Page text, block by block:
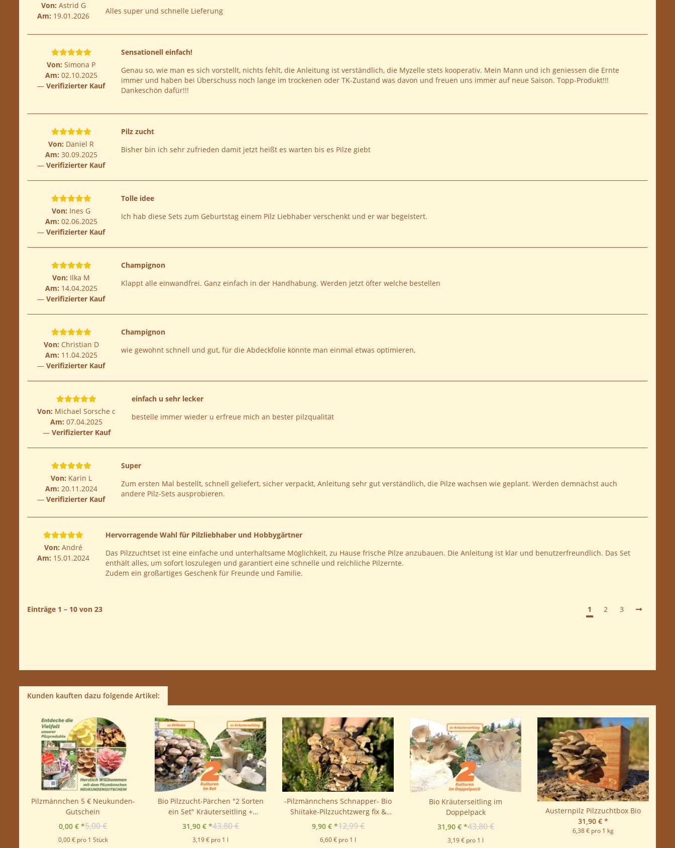
Von: Astrid G
Am: 19.01.2026
Alles super und schnelle Lieferung
Von: Simona P
Am: 02.10.2025
Verifizierter Kauf
Sensationell einfach!
Genau so, wie man es sich vorstellt, nichts fehlt, die Anleitung ist verständlich, die Myzelle stets kooperativ. Mein Mann und ich geniessen die Ernte
immer und haben bei Überschuss noch lange im trockenen oder TK-Zustand was davon und freuen uns immer auf neue Saison. Topp-Produkt!!!
Dankeschön dafür!!!
Von: Daniel R
Am: 30.09.2025
Verifizierter Kauf
Pilz zucht
Bisher bin ich sehr zufrieden damit jetzt heißt es warten bis es Pilze giebt
Von: Ines G
Am: 02.06.2025
Verifizierter Kauf
Tolle idee
Ich hab diese Sets zum Geburtstag einem Pilz Liebhaber verschenkt und er war begeistert.
Von: Ilka M
Am: 14.04.2025
Verifizierter Kauf
Champignon
Klappt alle einwandfrei. Ganz einfach in der Handhabung. Werden jetzt öfter welche bestellen
Von: Christian D
Am: 11.04.2025
Verifizierter Kauf
Champignon
wie gewohnt schnell und gut, für die Abdeckfolie könnte man einmal etwas optimieren,
Von: Michael Sorsche c
Am: 07.04.2025
Verifizierter Kauf
einfach u sehr lecker
bestelle immer wieder u erfreue mich an bester pilzqualität
Von: Karin L
Am: 20.11.2024
Verifizierter Kauf
Super
Zum ersten Mal bestellt, schnell geliefert, sicher verpackt, Anleitung sehr gut verständlich, die Pilze wachsen wie geplant. Werden demnächst auch
andere Pilz-Sets ausprobieren.
Von: André
Am: 15.01.2024
Hervorragende Wahl für Pilzliebhaber und Hobbygärtner
Das Pilzzuchtset ist eine einfache und unterhaltsame Möglichkeit, zu Hause frische Pilze anzubauen. Die Anleitung ist klar und benutzerfreundlich. Das Set
enthält alles, um sofort loszulegen und garantiert eine schnelle und reichliche Pilzernte.
Zudem ein großartiges Geschenk für Freunde und Familie.
Einträge 1 – 10 von 23 1 2 3
Kunden kauften dazu folgende Artikel:
Pilzmännchen 5 € Neukunden-
Gutschein
0,00 € *5,00 €
0,00 € pro 1 Stück
Bio Pilzzucht-Pärchen "2 Sorten
ein Set" Kräuterseitling +
Shiitake
31,90 € *43,80 €
3,19 € pro 1 l
-Pilzmännchens Schnapper- Bio
Shiitake-Pilzzuchtzwerg fix &
fertig
9,90 € *12,99 €
6,60 € pro 1 l
Bio Kräuterseitling im
Doppelpack
31,90 € *43,80 €
3,19 € pro 1 l
Austernpilz Pilzzuchtbox Bio
31,90 € *
6,38 € pro 1 kg